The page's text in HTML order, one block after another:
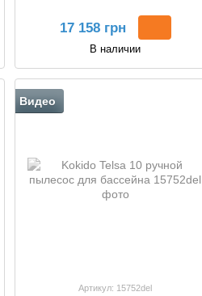
17 158 грн
В наличии
Видео
Артикул: 15752del